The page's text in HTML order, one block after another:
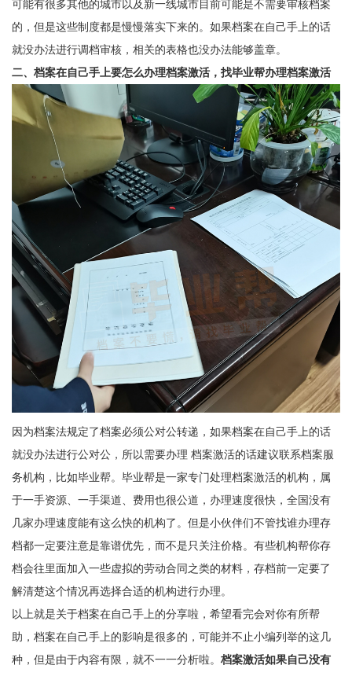
可能有很多其他的城市以及新一线城市目前可能是不需要审核档案
的，但是这些制度都是慢慢落实下来的。如果档案在自己手上的话
就没办法进行调档审核，相关的表格也没办法能够盖章。
二、档案在自己手上要怎么办理档案激活，找毕业帮办理档案激活
因为档案法规定了档案必须公对公转递，如果档案在自己手上的话
就没办法进行公对公，所以需要办理 档案激活的话建议联系档案服
务机构，比如毕业帮。毕业帮是一家专门处理档案激活的机构，属
于一手资源、一手渠道、费用也很公道，办理速度很快，全国没有
几家办理速度能有这么快的机构了。但是小伙伴们不管找谁办理存
档都一定要注意是靠谱优先，而不是只关注价格。有些机构帮你存
档会往里面加入一些虚拟的劳动合同之类的材料，存档前一定要了
解清楚这个情况再选择合适的机构进行办理。
以上就是关于档案在自己手上的分享啦，希望看完会对你有所帮
助，档案在自己手上的影响是很多的，可能并不止小编列举的这几
种，但是由于内容有限，就不一一分析啦。 档案激活如果自己没有